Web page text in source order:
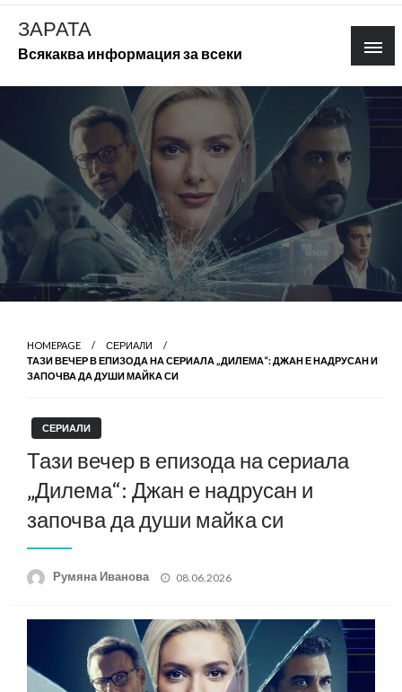
Skip
content
ЗАРАТА
Всякаква информация за всеки
HOMEPAGE
СЕРИАЛИ
ТАЗИ ВЕЧЕР В ЕПИЗОДА НА СЕРИАЛА „ДИЛЕМА“: ДЖАН Е НАДРУСАН И
ЗАПОЧВА ДА ДУШИ МАЙКА СИ
СЕРИАЛИ
Тази вечер в епизода на сериала
„Дилема“: Джан е надрусан и
започва да души майка си
Румяна Иванова
Posted
08.06.2026